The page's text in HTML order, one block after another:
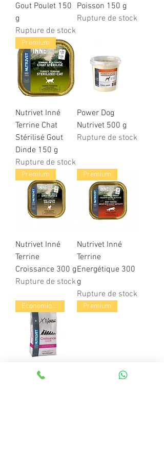
Gout Poulet 150
g
Rupture de stock
Poisson 150 g
Rupture de stock
Premium
Nutrivet Inné
Terrine Chat
Stérilisé Gout
Dinde 150 g
Rupture de stock
Power Dog
Nutrivet 500 g
Rupture de stock
Premium
Nutrivet Inné
Terrine
Croissance 300 g
Rupture de stock
Premium
Nutrivet Inné
Terrine
Energétique 300
g
Rupture de stock
Economique
Nutrivet X-
Premium
Nutrivet Super